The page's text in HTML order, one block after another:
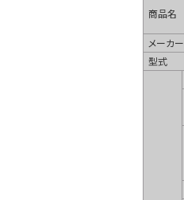
商品名
メーカー
型式